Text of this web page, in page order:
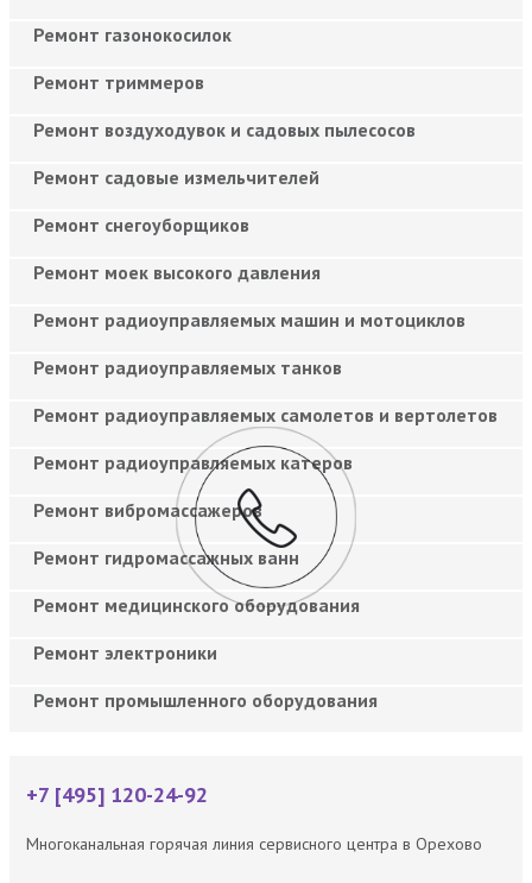
Ремонт газонокосилок
Ремонт триммеров
Ремонт воздуходувок и садовых пылесосов
Ремонт садовые измельчителей
Ремонт снегоуборщиков
Ремонт моек высокого давления
Ремонт радиоуправляемых машин и мотоциклов
Ремонт радиоуправляемых танков
Ремонт радиоуправляемых самолетов и вертолетов
Ремонт радиоуправляемых катеров
Ремонт вибромассажеров
Ремонт гидромассажных ванн
Ремонт медицинского оборудования
Ремонт электроники
Ремонт промышленного оборудования
+7 [495] 120-24-92
Многоканальная горячая линия сервисного центра в Орехово